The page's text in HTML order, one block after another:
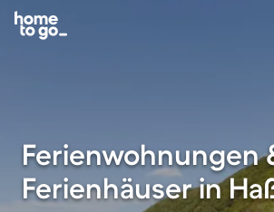
Ferienwohnungen
Ferienhäuser in